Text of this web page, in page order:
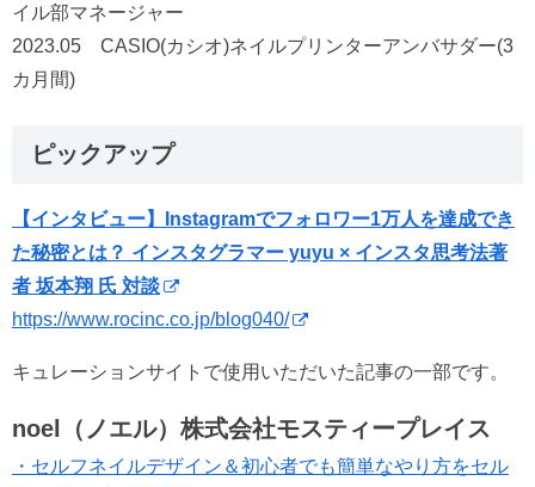
イル部マネージャー
2023.05 CASIO(カシオ)ネイルプリンターアンバサダー(3
カ月間)
ピックアップ
【インタビュー】Instagramでフォロワー1万人を達成でき
た秘密とは？ インスタグラマー yuyu × インスタ思考法著
者 坂本翔 氏 対談
https://www.rocinc.co.jp/blog040/
キュレーションサイトで使用いただいた記事の一部です。
noel（ノエル）株式会社モスティープレイス
・セルフネイルデザイン＆初心者でも簡単なやり方をセル